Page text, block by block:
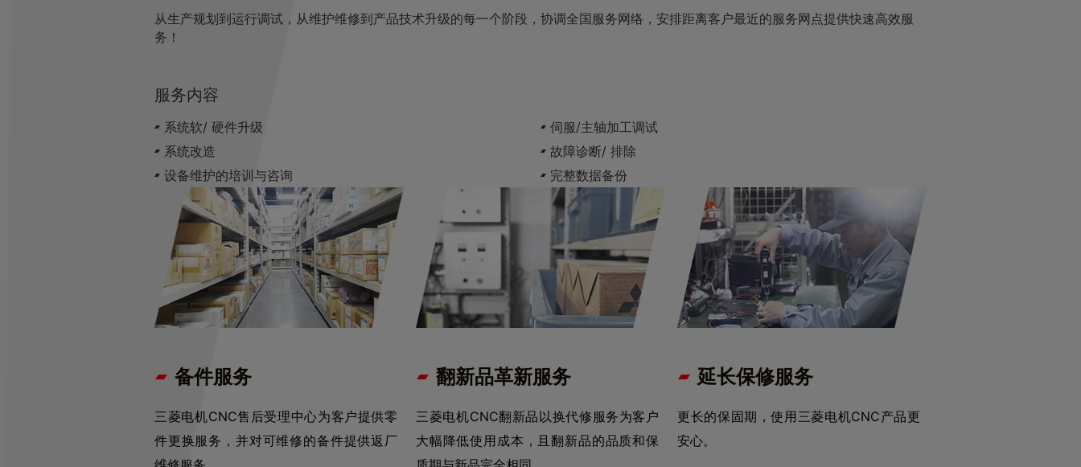
从生产规划到运行调试，从维护维修到产品技术升级的每一个阶段，协调全国服务网络，安排距离客户最近的服务网点提供快速高效服
务！
服务内容
系统软/ 硬件升级
伺服/主轴加工调试
系统改造
故障诊断/ 排除
设备维护的培训与咨询
完整数据备份
备件服务
三菱电机CNC售后受理中心为客户提供零
件更换服务，并对可维修的备件提供返厂
翻新品革新服务
三菱电机CNC翻新品以换代修服务为客户
大幅降低使用成本，且翻新品的品质和保
延长保修服务
更长的保固期，使用三菱电机CNC产品更
安心。